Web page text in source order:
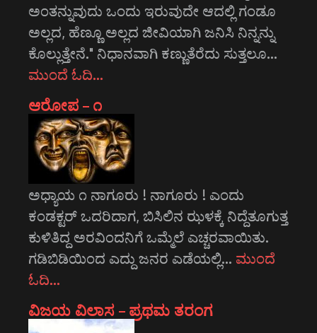
ಅಂತನ್ನುವುದು ಒಂದು ಇರುವುದೇ ಆದಲ್ಲಿ ಗಂಡೂ
ಅಲ್ಲದ, ಹೆಣ್ಣೂ ಅಲ್ಲದ ಜೀವಿಯಾಗಿ ಜನಿಸಿ ನಿನ್ನನ್ನು
ಕೊಲ್ಲುತ್ತೇನೆ." ನಿಧಾನವಾಗಿ ಕಣ್ಣುತೆರೆದು ಸುತ್ತಲೂ…
ಮುಂದೆ ಓದಿ…
ಆರೋಪ – ೧
ಅಧ್ಯಾಯ ೧ ನಾಗೂರು ! ನಾಗೂರು ! ಎಂದು
ಕಂಡಕ್ಟರ್ ಒದರಿದಾಗ, ಬಿಸಿಲಿನ ಝಳಕ್ಕೆ ನಿದ್ದೆತೂಗುತ್ತ
ಕುಳಿತಿದ್ದ ಅರವಿಂದನಿಗೆ ಒಮ್ಮೆಲೆ ಎಚ್ಚರವಾಯಿತು.
ಗಡಿಬಿಡಿಯಿಂದ ಎದ್ದು ಜನರ ಎಡೆಯಲ್ಲಿ… ಮುಂದೆ
ಓದಿ…
ವಿಜಯ ವಿಲಾಸ – ಪ್ರಥಮ ತರಂಗ